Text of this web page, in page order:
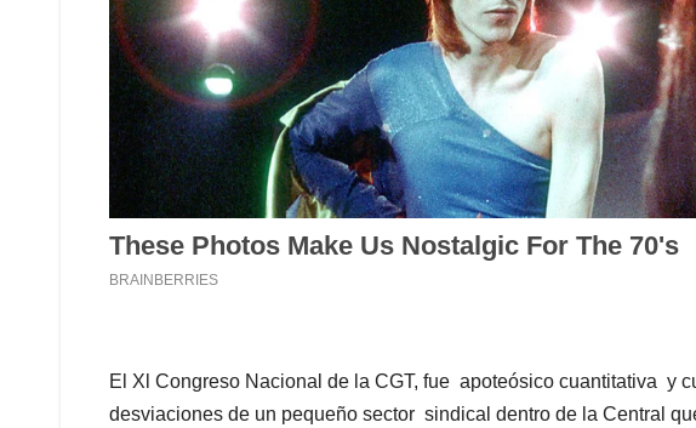
El Xl Congreso Nacional de la CGT, fue apoteósico cuantitativa y
desviaciones de un pequeño sector sindical dentro de la Central